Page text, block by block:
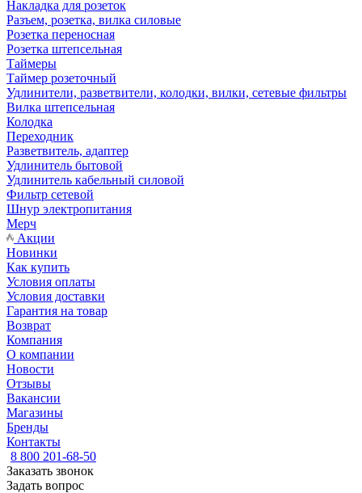
Накладка для розеток
Разъем, розетка, вилка силовые
Розетка переносная
Розетка штепсельная
Таймеры
Таймер розеточный
Удлинители, разветвители, колодки, вилки, сетевые фильтры
Вилка штепсельная
Колодка
Переходник
Разветвитель, адаптер
Удлинитель бытовой
Удлинитель кабельный силовой
Фильтр сетевой
Шнур электропитания
Мерч
Акции
Новинки
Как купить
Условия оплаты
Условия доставки
Гарантия на товар
Возврат
Компания
О компании
Новости
Отзывы
Вакансии
Магазины
Бренды
Контакты
8 800 201-68-50
Заказать звонок
Задать вопрос